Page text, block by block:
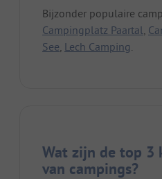
Bijzonder populaire
Campingplatz Paartal
See Lech Camping
Wat zijn de top 3
van campings?